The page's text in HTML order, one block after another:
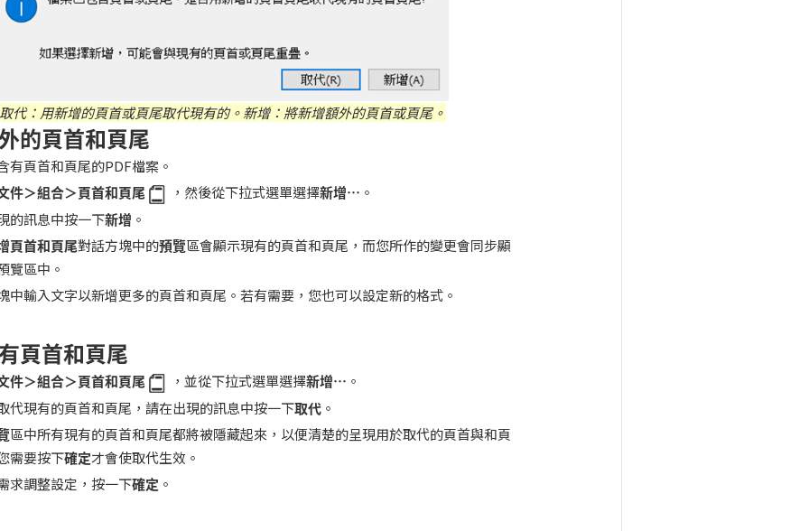
取代：用新增的頁首或頁尾取代現有的。新增：將新增額外的頁首或頁尾。
的頁首和頁尾
有頁首和頁尾的PDF檔案。
件＞組合＞頁首和頁尾 ，然後從下拉式選單選擇新增… 。
的訊息中按一下新增 。
頁首和頁尾對話方塊中的預覽區會顯示現有的頁首和頁尾，而您所作的變更會同步顯
覽區中。
中輸入文字以新增更多的頁首和頁尾。若有需要，您也可以設定新的格式。
頁首和頁尾
件＞組合＞頁首和頁尾 ，並從下拉式選單選擇新增… 。
代現有的頁首和頁尾，請在出現的訊息中按一下取代。
區中所有現有的頁首和頁尾都將被隱藏起來，以便清楚的呈現用於取代的頁首與和頁
需要按下確定才會使取代生效。
求調整設定，按一下確定 。